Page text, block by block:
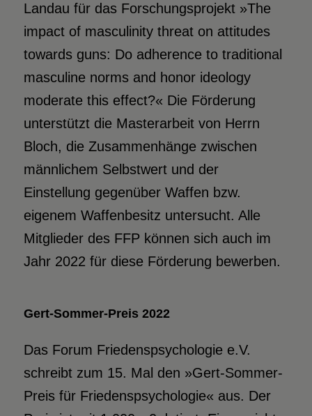
Landau für das Forschungsprojekt »The
impact of masculinity threat on attitudes
towards guns: Do adherence to traditional
masculine norms and honor ideology
moderate this effect?« Die Förderung
unterstützt die Masterarbeit von Herrn
Bloch, die Zusammenhänge zwischen
männlichem Selbstwert und der
Einstellung gegenüber Waffen bzw.
eigenem Waffenbesitz untersucht. Alle
Mitglieder des FFP können sich auch im
Jahr 2022 für diese Förderung bewerben.
Gert-Sommer-Preis 2022
Das Forum Friedenspsychologie e.V.
schreibt zum 15. Mal den »Gert-Sommer-
Preis für Friedenspsychologie« aus. Der